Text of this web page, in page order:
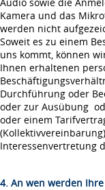
Kamera und das
werden nicht
Soweit es zu einem
uns kommt, können
Ihnen erhaltenen
Durchführung oder
oder zur Ausübung
oder einem
Interessenvertretung
4. An wen werden